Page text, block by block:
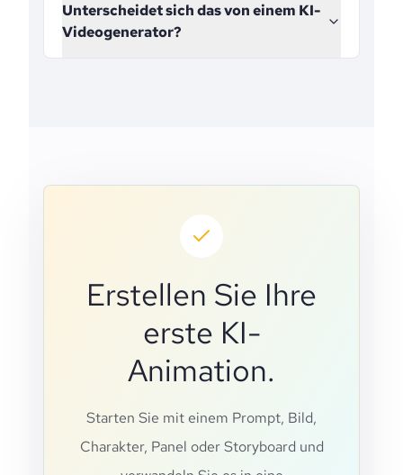
Unterscheidet sich das von einem KI-
Videogenerator?
Erstellen Sie Ihre
erste KI-
Animation.
Starten Sie mit einem Prompt, Bild,
Charakter, Panel oder Storyboard und